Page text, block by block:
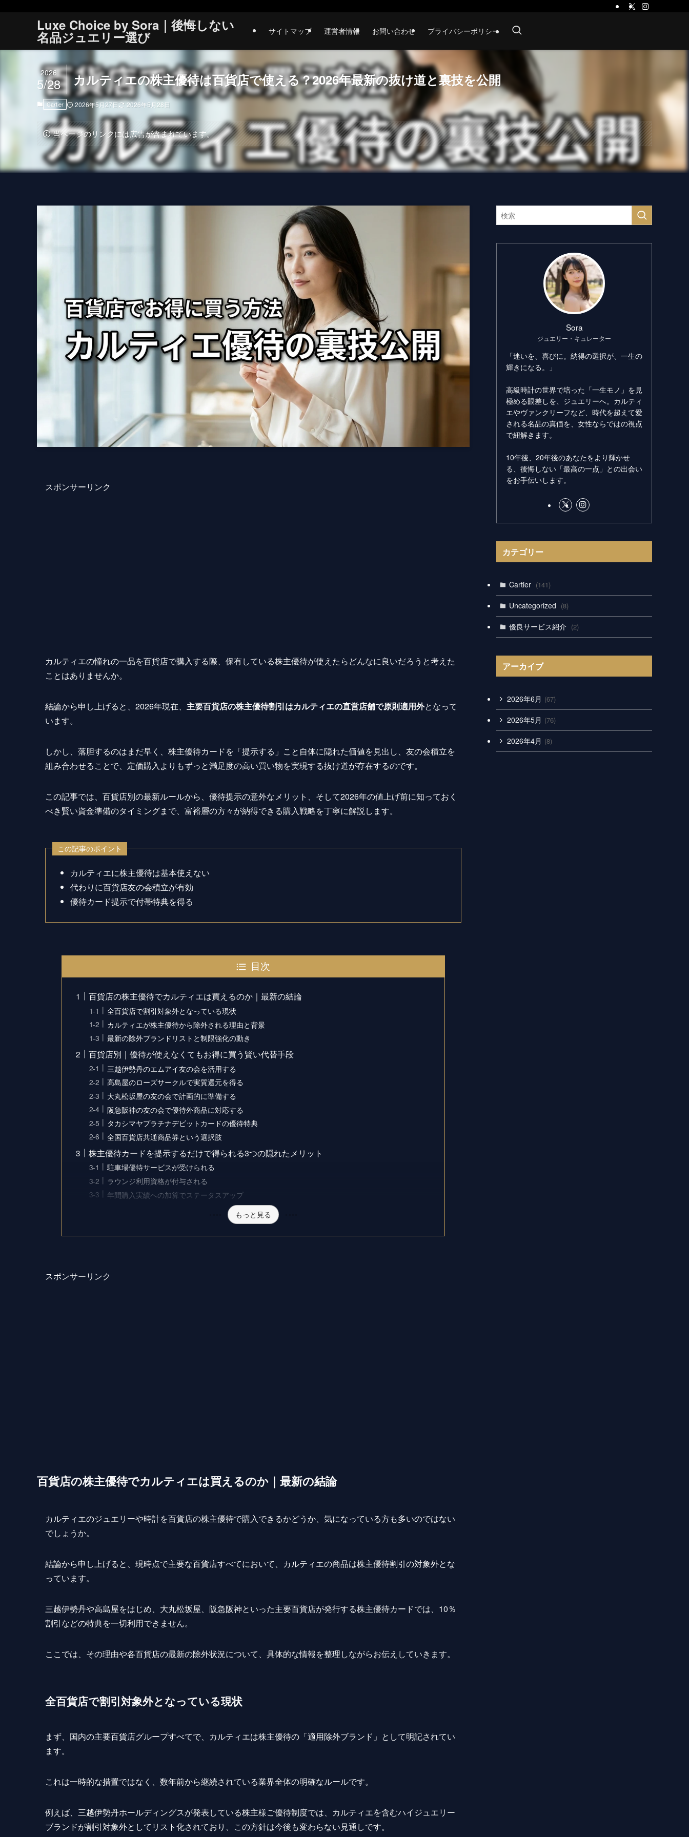
Luxe Choice by Sora｜後悔しない
名品ジュエリー選び サイトマップ 運営者情報 お問い合わせ プライバシーポリシー
カルティエの株主優待は百貨店で使える？2026年最新の抜け道と裏技を公開
2026
5/28
Cartier 2026年5月27日 2026年5月28日
当ページのリンクには広告が含まれています。
スポンサーリンク
カルティエの憧れの一品を百貨店で購入する際、保有している株主優待が使えたらどんなに良いだろうと考えた
ことはありませんか。
結論から申し上げると、2026年現在、 主要百貨店の株主優待割引はカルティエの直営店舗で原則適用外となって
います。
しかし、落胆するのはまだ早く、株主優待カードを「提示する」こと自体に隠れた価値を見出し、友の会積立を
組み合わせることで、定価購入よりもずっと満足度の高い買い物を実現する抜け道が存在するのです。
この記事では、百貨店別の最新ルールから、優待提示の意外なメリット、そして2026年の値上げ前に知っておく
べき賢い資金準備のタイミングまで、富裕層の方々が納得できる購入戦略を丁寧に解説します。
この記事のポイント
カルティエに株主優待は基本使えない
代わりに百貨店友の会積立が有効
優待カード提示で付帯特典を得る
目次
百貨店の株主優待でカルティエは買えるのか｜最新の結論
全百貨店で割引対象外となっている現状
カルティエが株主優待から除外される理由と背景
最新の除外ブランドリストと制限強化の動き
百貨店別｜優待が使えなくてもお得に買う賢い代替手段
三越伊勢丹のエムアイ友の会を活用する
高島屋のローズサークルで実質還元を得る
大丸松坂屋の友の会で計画的に準備する
阪急阪神の友の会で優待外商品に対応する
タカシマヤプラチナデビットカードの優待特典
全国百貨店共通商品券という選択肢
株主優待カードを提示するだけで得られる3つの隠れたメリット
駐車場優待サービスが受けられる
ラウンジ利用資格が付与される
年間購入実績への加算でステータスアップ
もっと見る
スポンサーリンク
百貨店の株主優待でカルティエは買えるのか｜最新の結論
カルティエのジュエリーや時計を百貨店の株主優待で購入できるかどうか、気になっている方も多いのではない
でしょうか。
結論から申し上げると、現時点で主要な百貨店すべてにおいて、カルティエの商品は株主優待割引の対象外とな
っています。
三越伊勢丹や高島屋をはじめ、大丸松坂屋、阪急阪神といった主要百貨店が発行する株主優待カードでは、10％
割引などの特典を一切利用できません。
ここでは、その理由や各百貨店の最新の除外状況について、具体的な情報を整理しながらお伝えしていきます。
全百貨店で割引対象外となっている現状
まず、国内の主要百貨店グループすべてで、カルティエは株主優待の「適用除外ブランド」として明記されてい
ます。
これは一時的な措置ではなく、数年前から継続されている業界全体の明確なルールです。
例えば、三越伊勢丹ホールディングスが発表している株主様ご優待制度では、カルティエを含むハイジュエリー
ブランドが割引対象外としてリスト化されており、この方針は今後も変わらない見通しです。
Sora
ジュエリー・キュレーター
「迷いを、喜びに。納得の選択が、一生の
輝きになる。」
高級時計の世界で培った「一生モノ」を見
極める眼差しを、ジュエリーへ。カルティ
エやヴァンクリーフなど、時代を超えて愛
される名品の真価を、女性ならではの視点
で紐解きます。
10年後、20年後のあなたをより輝かせ
る、後悔しない「最高の一点」との出会い
をお手伝いします。
カテゴリー
Cartier (141)
Uncategorized (8)
優良サービス紹介 (2)
アーカイブ
2026年6月 (67)
2026年5月 (76)
2026年4月 (8)